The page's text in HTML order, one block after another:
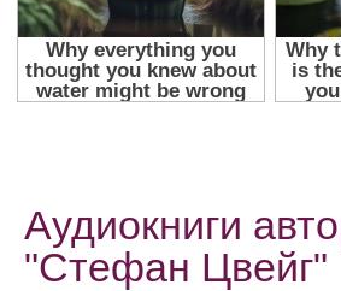
Аудиокниги
"Стефан Цвейг"